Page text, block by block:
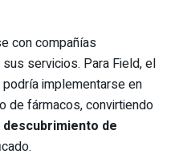
con compañías
servicios. Para Field, el
implementarse en
de fármacos, convirtiendo
descubrimiento de